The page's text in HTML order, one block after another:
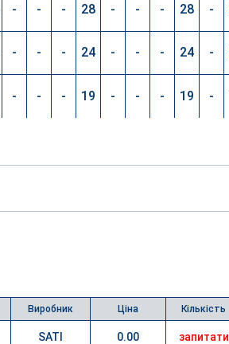
- - - 28 - - - 28 -
- - - 24 - - - 24 -
- - - 19 - - - 19 -
Виробник Ціна Кількість
SATI 0.00 запитати